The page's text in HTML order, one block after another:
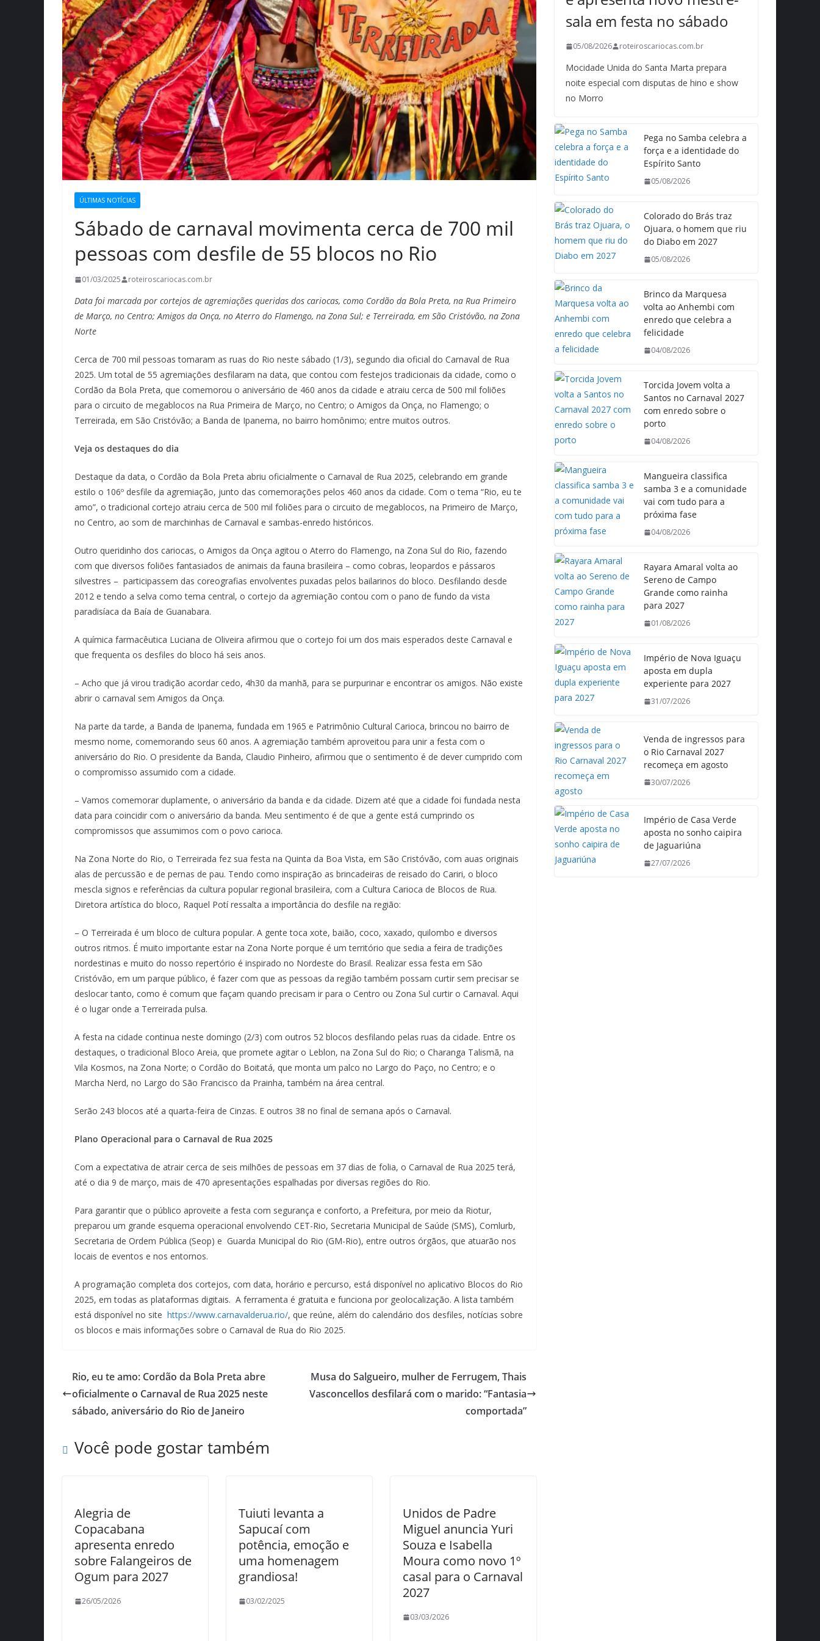
ÚLTIMAS NOTÍCIAS
Sábado de carnaval movimenta cerca de 700 mil
pessoas com desfile de 55 blocos no Rio
01/03/2025 roteiroscariocas.com.br
Data foi marcada por cortejos de agremiações queridas dos cariocas, como Cordão da Bola Preta, na Rua Primeiro
de Março, no Centro; Amigos da Onça, no Aterro do Flamengo, na Zona Sul; e Terreirada, em São Cristóvão, na Zona
Norte
Cerca de 700 mil pessoas tomaram as ruas do Rio neste sábado (1/3), segundo dia oficial do Carnaval de Rua
2025. Um total de 55 agremiações desfilaram na data, que contou com festejos tradicionais da cidade, como o
Cordão da Bola Preta, que comemorou o aniversário de 460 anos da cidade e atraiu cerca de 500 mil foliões
para o circuito de megablocos na Rua Primeira de Março, no Centro; o Amigos da Onça, no Flamengo; o
Terreirada, em São Cristóvão; a Banda de Ipanema, no bairro homônimo; entre muitos outros.
Veja os destaques do dia
Destaque da data, o Cordão da Bola Preta abriu oficialmente o Carnaval de Rua 2025, celebrando em grande
estilo o 106º desfile da agremiação, junto das comemorações pelos 460 anos da cidade. Com o tema “Rio, eu te
amo”, o tradicional cortejo atraiu cerca de 500 mil foliões para o circuito de megablocos, na Primeiro de Março,
no Centro, ao som de marchinhas de Carnaval e sambas-enredo históricos.
Outro queridinho dos cariocas, o Amigos da Onça agitou o Aterro do Flamengo, na Zona Sul do Rio, fazendo
com que diversos foliões fantasiados de animais da fauna brasileira – como cobras, leopardos e pássaros
silvestres – participassem das coreografias envolventes puxadas pelos bailarinos do bloco. Desfilando desde
2012 e tendo a selva como tema central, o cortejo da agremiação contou com o pano de fundo da vista
paradisíaca da Baía de Guanabara.
A química farmacêutica Luciana de Oliveira afirmou que o cortejo foi um dos mais esperados deste Carnaval e
que frequenta os desfiles do bloco há seis anos.
– Acho que já virou tradição acordar cedo, 4h30 da manhã, para se purpurinar e encontrar os amigos. Não existe
abrir o carnaval sem Amigos da Onça.
Na parte da tarde, a Banda de Ipanema, fundada em 1965 e Patrimônio Cultural Carioca, brincou no bairro de
mesmo nome, comemorando seus 60 anos. A agremiação também aproveitou para unir a festa com o
aniversário do Rio. O presidente da Banda, Claudio Pinheiro, afirmou que o sentimento é de dever cumprido com
o compromisso assumido com a cidade.
– Vamos comemorar duplamente, o aniversário da banda e da cidade. Dizem até que a cidade foi fundada nesta
data para coincidir com o aniversário da banda. Meu sentimento é de que a gente está cumprindo os
compromissos que assumimos com o povo carioca.
Na Zona Norte do Rio, o Terreirada fez sua festa na Quinta da Boa Vista, em São Cristóvão, com auas originais
alas de percussão e de pernas de pau. Tendo como inspiração as brincadeiras de reisado do Cariri, o bloco
mescla signos e referências da cultura popular regional brasileira, com a Cultura Carioca de Blocos de Rua.
Diretora artística do bloco, Raquel Potí ressalta a importância do desfile na região:
– O Terreirada é um bloco de cultura popular. A gente toca xote, baião, coco, xaxado, quilombo e diversos
outros ritmos. É muito importante estar na Zona Norte porque é um território que sedia a feira de tradições
nordestinas e muito do nosso repertório é inspirado no Nordeste do Brasil. Realizar essa festa em São
Cristóvão, em um parque público, é fazer com que as pessoas da região também possam curtir sem precisar se
deslocar tanto, como é comum que façam quando precisam ir para o Centro ou Zona Sul curtir o Carnaval. Aqui
é o lugar onde a Terreirada pulsa.
A festa na cidade continua neste domingo (2/3) com outros 52 blocos desfilando pelas ruas da cidade. Entre os
destaques, o tradicional Bloco Areia, que promete agitar o Leblon, na Zona Sul do Rio; o Charanga Talismã, na
Vila Kosmos, na Zona Norte; o Cordão do Boitatá, que monta um palco no Largo do Paço, no Centro; e o
Marcha Nerd, no Largo do São Francisco da Prainha, também na área central.
Serão 243 blocos até a quarta-feira de Cinzas. E outros 38 no final de semana após o Carnaval.
Plano Operacional para o Carnaval de Rua 2025
Com a expectativa de atrair cerca de seis milhões de pessoas em 37 dias de folia, o Carnaval de Rua 2025 terá,
até o dia 9 de março, mais de 470 apresentações espalhadas por diversas regiões do Rio.
Para garantir que o público aproveite a festa com segurança e conforto, a Prefeitura, por meio da Riotur,
preparou um grande esquema operacional envolvendo CET-Rio, Secretaria Municipal de Saúde (SMS), Comlurb,
Secretaria de Ordem Pública (Seop) e Guarda Municipal do Rio (GM-Rio), entre outros órgãos, que atuarão nos
locais de eventos e nos entornos.
A programação completa dos cortejos, com data, horário e percurso, está disponível no aplicativo Blocos do Rio
2025, em todas as plataformas digitais. A ferramenta é gratuita e funciona por geolocalização. A lista também
está disponível no site https://www.carnavalderua.rio/, que reúne, além do calendário dos desfiles, notícias sobre
os blocos e mais informações sobre o Carnaval de Rua do Rio 2025.
Rio, eu te amo: Cordão da Bola Preta abre
oficialmente o Carnaval de Rua 2025 neste
sábado, aniversário do Rio de Janeiro
Musa do Salgueiro, mulher de Ferrugem, Thais
Vasconcellos desfilará com o marido: “Fantasia
comportada”
Você pode gostar também
Alegria de
Copacabana
apresenta enredo
sobre Falangeiros de
Ogum para 2027
26/05/2026
Tuiuti levanta a
Sapucaí com
potência, emoção e
uma homenagem
grandiosa!
03/02/2025
Unidos de Padre
Miguel anuncia Yuri
Souza e Isabella
Moura como novo 1º
casal para o Carnaval
2027
03/03/2026
sala em festa no sábado
05/08/2026 roteiroscariocas.com.br
Mocidade Unida do Santa Marta prepara
noite especial com disputas de hino e show
no Morro
Pega no Samba celebra a
força e a identidade do
Espírito Santo
05/08/2026
Colorado do Brás traz
Ojuara, o homem que riu
do Diabo em 2027
05/08/2026
Brinco da Marquesa
volta ao Anhembi com
enredo que celebra a
felicidade
04/08/2026
Torcida Jovem volta a
Santos no Carnaval 2027
com enredo sobre o
porto
04/08/2026
Mangueira classifica
samba 3 e a comunidade
vai com tudo para a
próxima fase
04/08/2026
Rayara Amaral volta ao
Sereno de Campo
Grande como rainha
para 2027
01/08/2026
Império de Nova Iguaçu
aposta em dupla
experiente para 2027
31/07/2026
Venda de ingressos para
o Rio Carnaval 2027
recomeça em agosto
30/07/2026
Império de Casa Verde
aposta no sonho caipira
de Jaguariúna
27/07/2026